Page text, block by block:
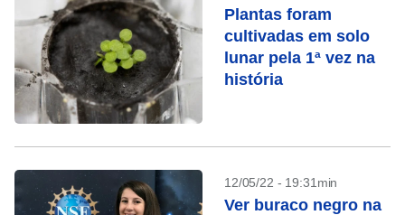
Plantas foram
cultivadas em solo
lunar pela 1ª vez na
história
12/05/22 - 19:31min
Ver buraco negro na